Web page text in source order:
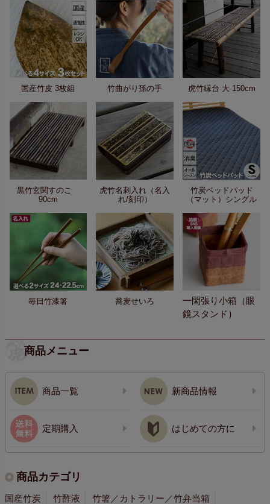
国産竹皮 3枚組 竹曲がり孫の手 虎竹縁台 大 150cm
黒竹玄関すのこ
90cm
虎竹名刺入れ（名入
れ/刻印）
竹炭ベッドパッド
（マット）シングル
毎日竹漆箸 蕎麦せいろ
一閑張り小箱（眼
鏡スタンド）
商品メニュー
商品一覧 新商品情報
定期購入 はじめての方に
商品カテゴリ
国産竹炭 竹酢液 竹箸／カトラリー／竹弁当箱